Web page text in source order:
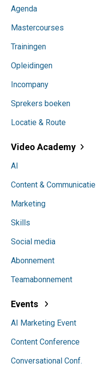
Agenda
Mastercourses
Trainingen
Opleidingen
Incompany
Sprekers boeken
Locatie & Route
Video Academy
AI
Content & Communicatie
Marketing
Skills
Social media
Abonnement
Teamabonnement
Events
AI Marketing Event
Content Conference
Conversational Conf.